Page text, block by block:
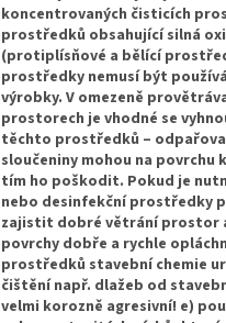
koncentrovaných čisticích
prostředků obsahující silná
(protiplísňové a bělící
prostředky nemusí být
výrobky. V omezeně
prostorech je vhodné se
těchto prostředků –
sloučeniny mohou na povrchu
tím ho poškodit. Pokud je
nebo desinfekční prostředky
zajistit dobré větrání prostor
povrchy dobře a rychle
prostředků stavební chemie
čištění např. dlažeb od
velmi korozně agresivní! e)